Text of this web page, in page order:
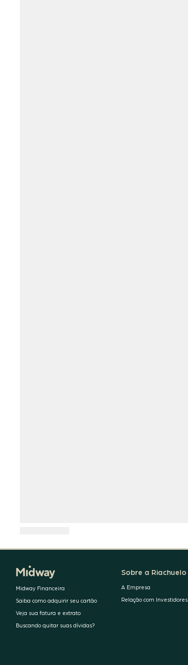
Midway Financeira
Saiba como adquirir seu cartão
Veja sua fatura e extrato
Buscando quitar suas dívidas?
Sobre a Riachuelo
A Empresa
Relação com Investidores